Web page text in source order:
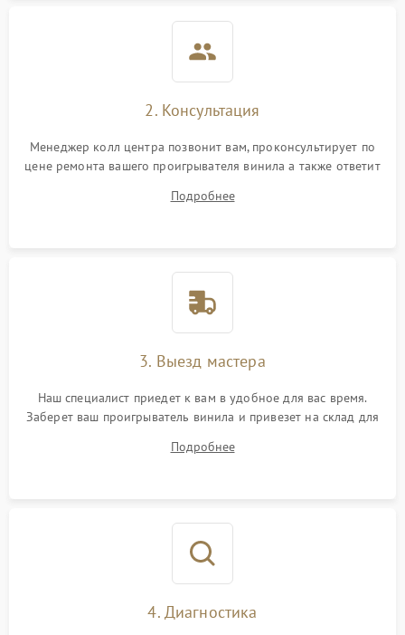
2. Консультация
Менеджер колл центра позвонит вам, проконсультирует по
цене ремонта вашего проигрывателя винила а также ответит
Подробнее
3. Выезд мастера
Наш специалист приедет к вам в удобное для вас время.
Заберет ваш проигрыватель винила и привезет на склад для
Подробнее
4. Диагностика